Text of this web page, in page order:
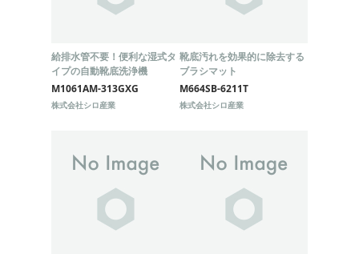
給排水管不要！便利な湿式タ
イプの自動靴底洗浄機
M1061AM-313GXG
株式会社シロ産業
靴底汚れを効果的に除去する
ブラシマット
M664SB-6211T
株式会社シロ産業